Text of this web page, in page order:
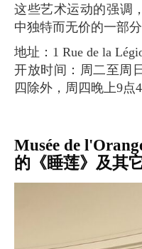
这些艺术运动的强调
中独特而无价的一部分
地址：1 Rue de la
开放时间：周二至周
四除外，周四晚上9点
Musée de l'Orangerie 橘园美术馆：莫奈
的《睡莲》及其